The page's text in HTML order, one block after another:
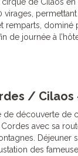
cirque de Cilaos
virages,
remparts, dominé
de journée à
/ Cilaos
découverte de
avec sa
Déjeuner
des